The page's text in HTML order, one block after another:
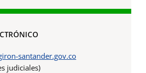
santander.gov.co
judiciales)